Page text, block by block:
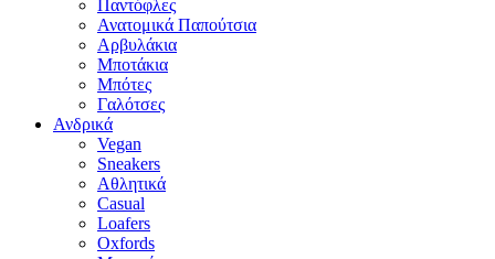
Παντόφλες
Ανατομικά Παπούτσια
Αρβυλάκια
Μποτάκια
Μπότες
Γαλότσες
Ανδρικά
Vegan
Sneakers
Αθλητικά
Casual
Loafers
Oxfords